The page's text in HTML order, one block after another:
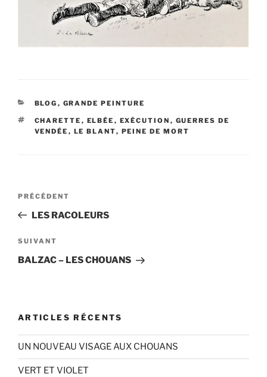
CATÉGORIES
BLOG , GRANDE PEINTURE
ÉTIQUETTES
CHARETTE , ELBÉE , EXÉCUTION , GUERRES DE
VENDÉE , LE BLANT, PEINE DE MORT
Navigation
l’article
Article
précédent
PRÉCÉDENT
LES RACOLEURS
Article
suivant
SUIVANT
BALZAC – LES CHOUANS
ARTICLES RÉCENTS
UN NOUVEAU VISAGE AUX CHOUANS
VERT ET VIOLET